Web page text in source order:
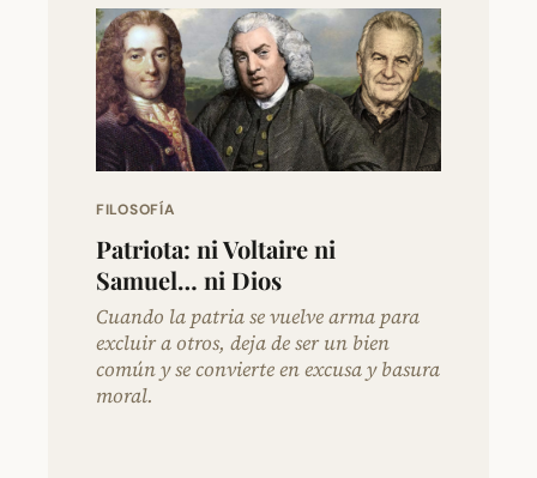
FILOSOFÍA
Patriota: ni Voltaire ni
Samuel… ni Dios
Cuando la patria se vuelve arma para
excluir a otros, deja de ser un bien
común y se convierte en excusa y basura
moral.